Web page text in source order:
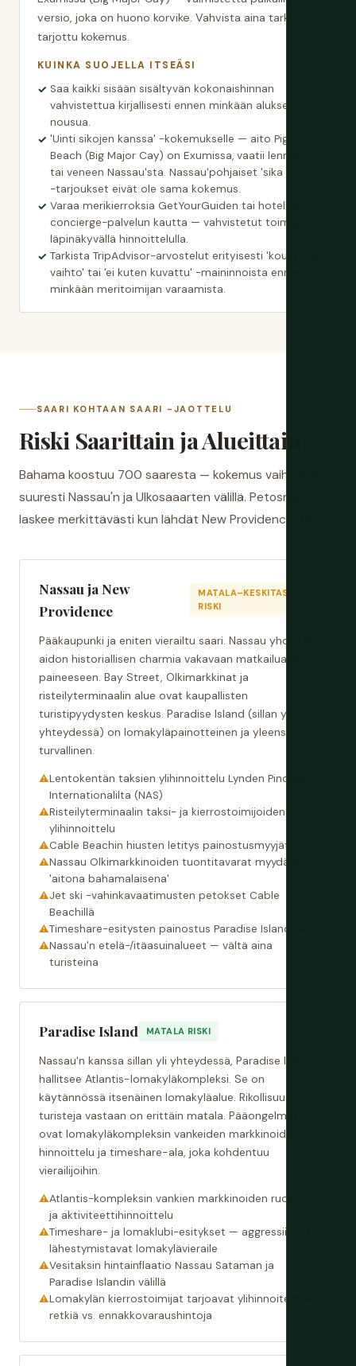
versio, joka on huono korvike. Vahvista aina tarkka
tarjottu kokemus.
KUINKA SUOJELLA ITSEÄSI
Saa kaikki sisään sisältyvän kokonaishinnan
vahvistettua kirjallisesti ennen minkään aluksen
nousua.
'Uinti sikojen kanssa' -kokemukselle — aito Pig
Beach (Big Major Cay) on Exumissa, vaatii lennon
tai veneen Nassau'sta. Nassau'pohjaiset 'sika uinti'
-tarjoukset eivät ole sama kokemus.
Varaa merikierroksia GetYourGuiden tai hotellisi
concierge-palvelun kautta — vahvistetut toimijat
läpinäkyvällä hinnoittelulla.
Tarkista TripAdvisor-arvostelut erityisesti 'koukku ja
vaihto' tai 'ei kuten kuvattu' -maininnoista ennen
minkään meritoimijan varaamista.
SAARI KOHTAAN SAARI -JAOTTELU
Riski Saarittain ja Alueittain
Bahama koostuu 700 saaresta — kokemus vaihtelee
suuresti Nassau'n ja Ulkosaaarten välillä. Petosriski
laskee merkittävästi kun lähdät New Providencesta.
Nassau ja New
Providence
MATALA–KESKITASO
RISKI
Pääkaupunki ja eniten vierailtu saari. Nassau yhdistää
aidon historiallisen charmia vakavaan matkailualan
paineeseen. Bay Street, Olkimarkkinat ja
risteilyterminaalin alue ovat kaupallisten
turistipyydysten keskus. Paradise Island (sillan yli
yhteydessä) on lomakyläpainotteinen ja yleensä
turvallinen.
Lentokentän taksien ylihinnoittelu Lynden Pindling
Internationalilta (NAS)
Risteilyterminaalin taksi- ja kierrostoimijoiden
ylihinnoittelu
Cable Beachin hiusten letitys painostusmyyjät
Nassau Olkimarkkinoiden tuontitavarat myydään
'aitona bahamalaisena'
Jet ski -vahinkavaatimusten petokset Cable
Beachillä
Timeshare-esitysten painostus Paradise Islandilla
Nassau'n etelä-/itäasuinalueet — vältä aina
turisteina
Paradise Island MATALA RISKI
Nassau'n kanssa sillan yli yhteydessä, Paradise Island
hallitsee Atlantis-lomakyläkompleksi. Se on
käytännössä itsenäinen lomakyläalue. Rikollisuus
turisteja vastaan on erittäin matala. Pääongelmat
ovat lomakyläkompleksin vankeiden markkinoiden
hinnoittelu ja timeshare-ala, joka kohdentuu
vierailijoihin.
Atlantis-kompleksin vankien markkinoiden ruoka-
ja aktiviteettihinnoittelu
Timeshare- ja lomaklubi-esitykset — aggressiiviset
lähestymistavat lomakylävieraile
Vesitaksin hintainflaatio Nassau Sataman ja
Paradise Islandin välillä
Lomakylän kierrostoimijat tarjoavat ylihinnoiteltuja
retkiä vs. ennakkovaraushintoja